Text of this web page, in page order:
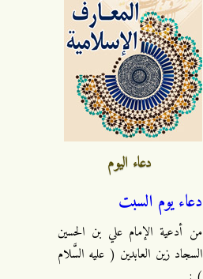
دعاء اليوم
دعاء يوم السبت
من أدعية الإمام علي بن الحسين
السجاد زين العابدين ( عليه السَّلام